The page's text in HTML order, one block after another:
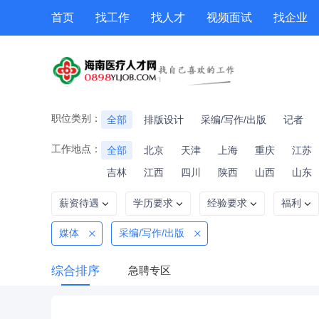
首页 找工作 找人才 视频面试 找企业
职位类别： 全部 排版设计 采编/写作/出版 记者
工作地点： 全部 北京 天津 上海 重庆 江苏
吉林
江西 四川 陕西 山西 山东
薪资待遇 学历要求 经验要求 福利
媒体 采编/写作/出版
综合排序 急聘专区